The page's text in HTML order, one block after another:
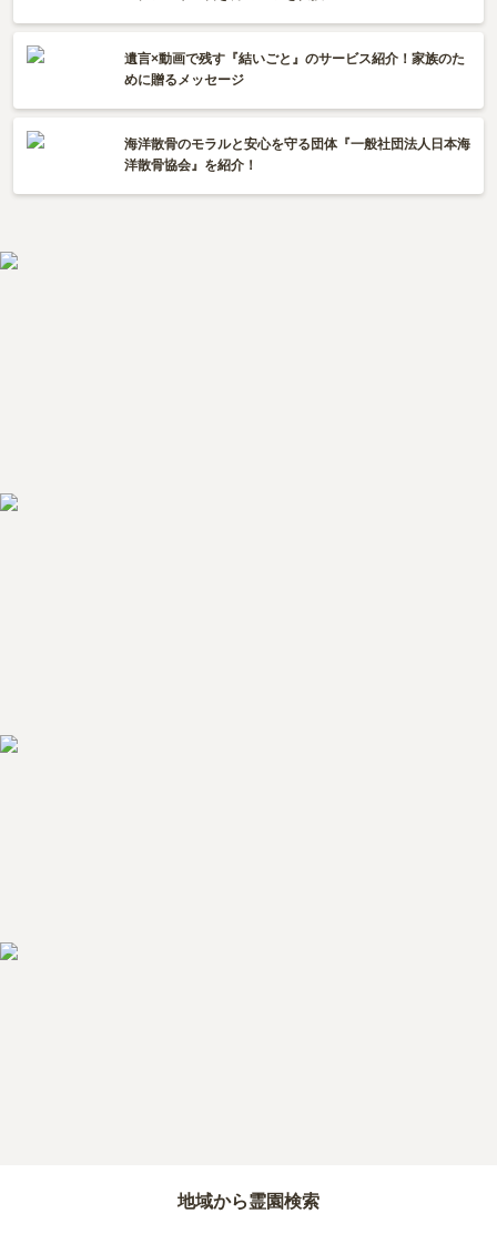
遺言×動画で残す『結いごと』のサービス紹介！家族のた
めに贈るメッセージ
海洋散骨のモラルと安心を守る団体『一般社団法人日本海
洋散骨協会』を紹介！
地域から霊園検索